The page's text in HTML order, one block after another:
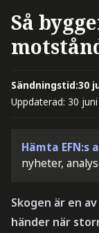
Så
Sändningstid:30
Uppdaterad: 30
Hämta EFN:s
nyheter,
Skogen är en
händer när